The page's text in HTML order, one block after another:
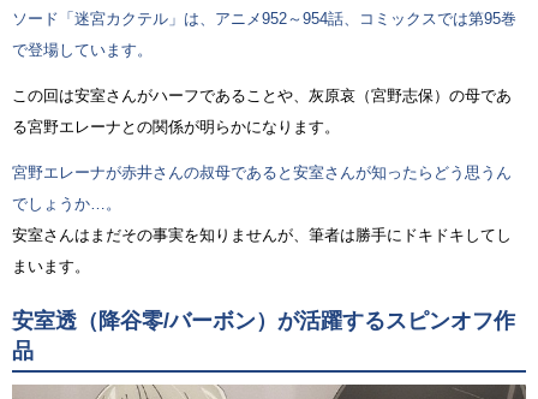
ソード「迷宮カクテル」は、アニメ952～954話、コミックスでは第95巻
で登場しています。
この回は安室さんがハーフであることや、灰原哀（宮野志保）の母であ
る宮野エレーナとの関係が明らかになります。
宮野エレーナが赤井さんの叔母であると安室さんが知ったらどう思うん
でしょうか…。
安室さんはまだその事実を知りませんが、筆者は勝手にドキドキしてし
まいます。
安室透（降谷零/バーボン）が活躍するスピンオフ作
品